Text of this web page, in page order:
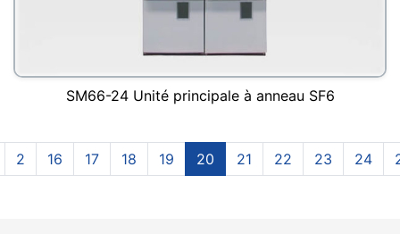
SM66-24 Unité principale à anneau SF6
2 16 17 18 19 20 21 22 23 24